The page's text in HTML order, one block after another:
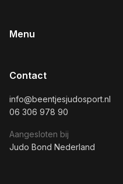
Menu
Contact
info@beentjesjudosport.nl
06 306 978 90
Aangesloten bij
Judo Bond Nederland